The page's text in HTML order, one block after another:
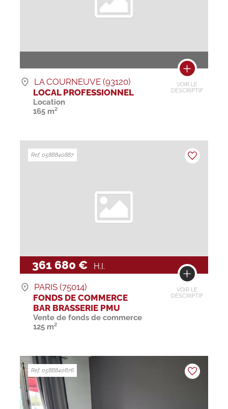
VOIR LE
DESCRIPTIF
LA COURNEUVE (93120)
LOCAL PROFESSIONNEL
Location
165 m²
361 680 € H.I.
VOIR LE
DESCRIPTIF
Ref. 058B840887
PARIS (75014)
FONDS DE COMMERCE
BAR BRASSERIE PMU
Vente de fonds de commerce
125 m²
Ref. 058B840876